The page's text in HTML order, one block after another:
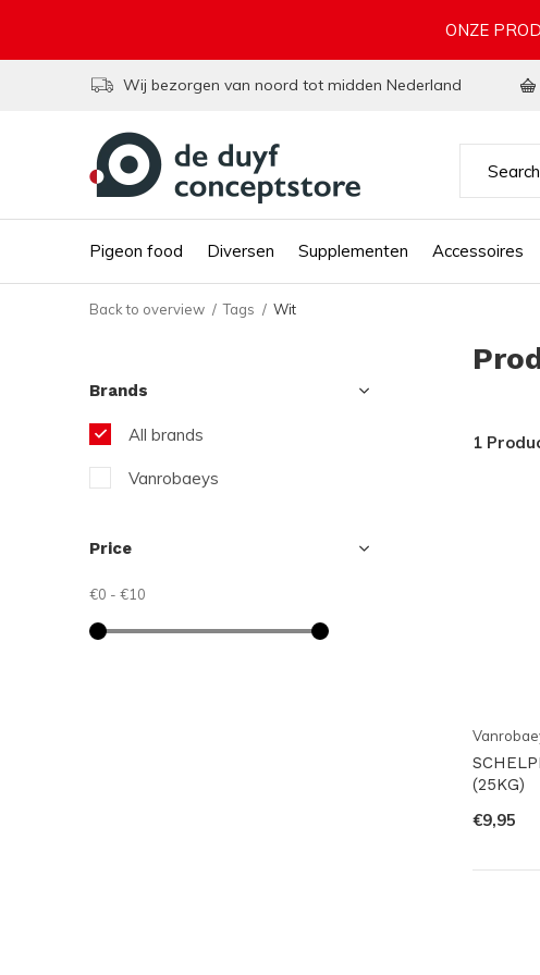
Pigeon food Diversen Supplementen Accessoires
Wij bezorgen van noord tot midden Nederland
ONZE
Back to overview Tags Wit
1
(25KG)
€9,95
Brands
All brands
Vanrobaeys
Price
€0 - €10